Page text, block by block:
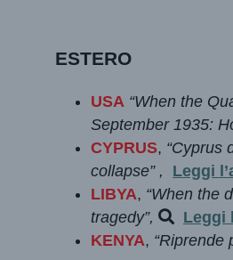
ESTERO
USA “When the
September 1935:
CYPRUS, “Cyprus
collapse”,
Leggi
LIBYA, “When the
tragedy”,
Leggi
KENYA, “Riprende